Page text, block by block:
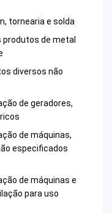
tornearia e solda
produtos de metal
diversos não
de geradores,
de máquinas,
especificados
de máquinas e
para uso